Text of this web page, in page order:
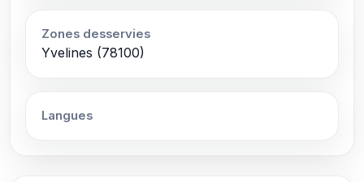
Zones desservies
Yvelines (78100)
Langues